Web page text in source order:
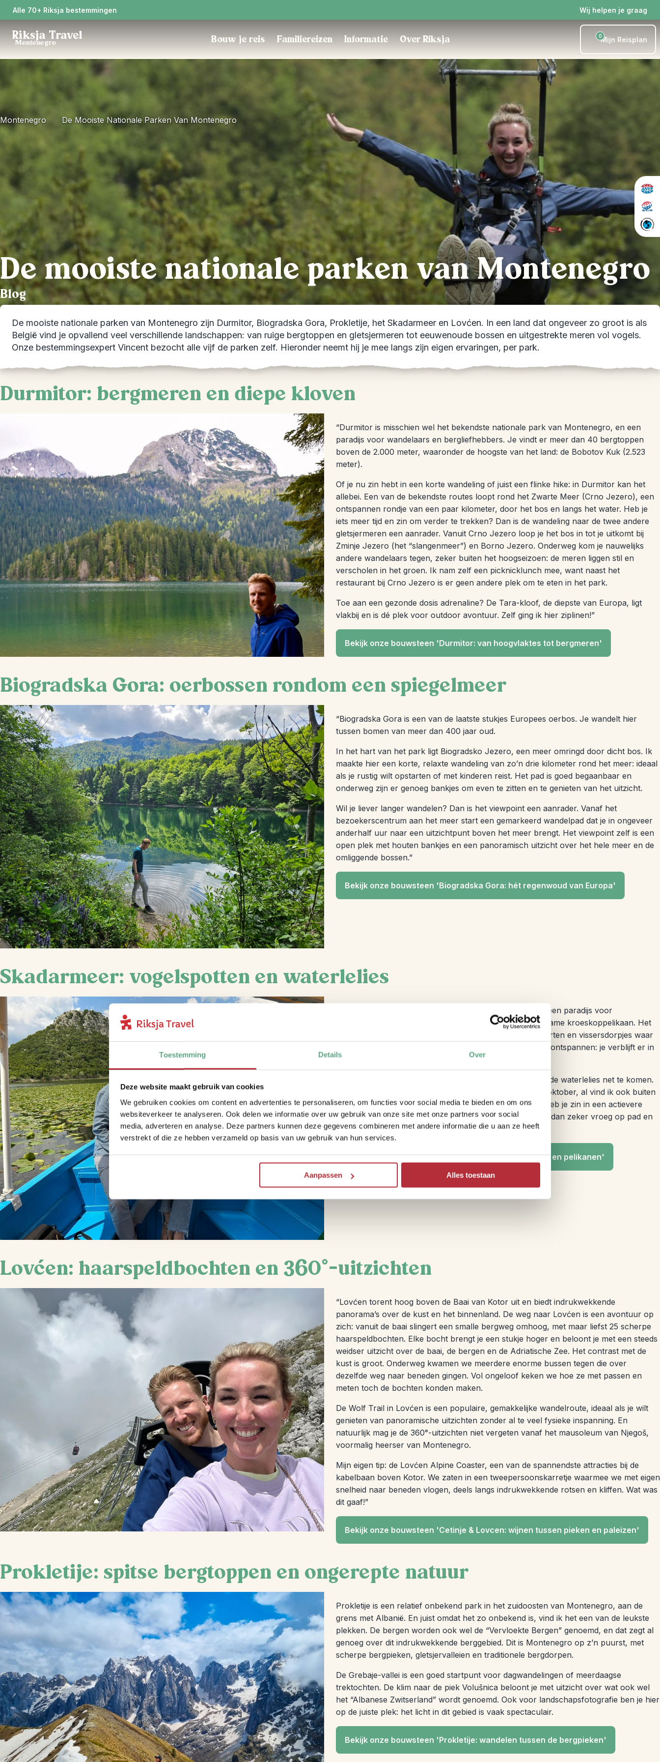
Toestemming Details Over
Deze website maakt gebruik van cookies
We gebruiken cookies om content en advertenties te personaliseren, om functies voor social media te bieden en om ons
websiteverkeer te analyseren. Ook delen we informatie over uw gebruik van onze site met onze partners voor social
media, adverteren en analyse. Deze partners kunnen deze gegevens combineren met andere informatie die u aan ze heeft
verstrekt of die ze hebben verzameld op basis van uw gebruik van hun services.
Aanpassen Alles toestaan
Alle 70+ Riksja bestemmingen Wij helpen je graag
Riksja Travel
Montenegro Bouw je reis Familiereizen Informatie Over Riksja 0Mijn Reisplan
Montenegro De Mooiste Nationale Parken Van Montenegro
De mooiste nationale parken van Montenegro
Blog
De mooiste nationale parken van Montenegro zijn Durmitor, Biogradska Gora, Prokletije, het Skadarmeer en Lovćen. In een land dat ongeveer zo groot is als
België vind je opvallend veel verschillende landschappen: van ruige bergtoppen en gletsjermeren tot eeuwenoude bossen en uitgestrekte meren vol vogels.
Onze bestemmingsexpert Vincent bezocht alle vijf de parken zelf. Hieronder neemt hij je mee langs zijn eigen ervaringen, per park.
Durmitor: bergmeren en diepe kloven
“Durmitor is misschien wel het bekendste nationale park van Montenegro, en een
paradijs voor wandelaars en bergliefhebbers. Je vindt er meer dan 40 bergtoppen
boven de 2.000 meter, waaronder de hoogste van het land: de Bobotov Kuk (2.523
meter).
Of je nu zin hebt in een korte wandeling of juist een flinke hike: in Durmitor kan het
allebei. Een van de bekendste routes loopt rond het Zwarte Meer (Crno Jezero), een
ontspannen rondje van een paar kilometer, door het bos en langs het water. Heb je
iets meer tijd en zin om verder te trekken? Dan is de wandeling naar de twee andere
gletsjermeren een aanrader. Vanuit Crno Jezero loop je het bos in tot je uitkomt bij
Zminje Jezero (het “slangenmeer”) en Borno Jezero. Onderweg kom je nauwelijks
andere wandelaars tegen, zeker buiten het hoogseizoen: de meren liggen stil en
verscholen in het groen. Ik nam zelf een picknicklunch mee, want naast het
restaurant bij Crno Jezero is er geen andere plek om te eten in het park.
Toe aan een gezonde dosis adrenaline? De Tara-kloof, de diepste van Europa, ligt
vlakbij en is dé plek voor outdoor avontuur. Zelf ging ik hier ziplinen!”
Bekijk onze bouwsteen 'Durmitor: van hoogvlaktes tot bergmeren'
Biogradska Gora: oerbossen rondom een spiegelmeer
“Biogradska Gora is een van de laatste stukjes Europees oerbos. Je wandelt hier
tussen bomen van meer dan 400 jaar oud.
In het hart van het park ligt Biogradsko Jezero, een meer omringd door dicht bos. Ik
maakte hier een korte, relaxte wandeling van zo’n drie kilometer rond het meer: ideaal
als je rustig wilt opstarten of met kinderen reist. Het pad is goed begaanbaar en
onderweg zijn er genoeg bankjes om even te zitten en te genieten van het uitzicht.
Wil je liever langer wandelen? Dan is het viewpoint een aanrader. Vanaf het
bezoekerscentrum aan het meer start een gemarkeerd wandelpad dat je in ongeveer
anderhalf uur naar een uitzichtpunt boven het meer brengt. Het viewpoint zelf is een
open plek met houten bankjes en een panoramisch uitzicht over het hele meer en de
omliggende bossen.”
Bekijk onze bouwsteen 'Biogradska Gora: hét regenwoud van Europa'
Skadarmeer: vogelspotten en waterlelies
“Het Skadarmeer is het grootste meer van de Balkan en een paradijs voor
vogelspotters, met ruim 280 soorten waaronder de zeldzame kroeskoppelikaan. Het
park heeft ook een rijke cultuurhistorie, met kloosters, forten en vissersdorpjes waar
je vanuit de boot op uitkijkt. Het is de perfecte plek om te ontspannen: je verblijft er in
een wijnhuis met zwembad.
Ik ging in juni met de boot het meer op, en dan beginnen de waterlelies net te komen.
Wil je ze op hun mooist zien, ga dan tussen begin juli en oktober, al vind ik ook buiten
deze periode een bezoek aan Skadar de moeite waard. Heb je zin in een actievere
tocht? Met een kajak kom je nog dichter bij de vogels. Ga dan zeker vroeg op pad en
vergeet je verrekijker niet.”
Bekijk onze bouwsteen 'Virpazar: Tussen waterlelies en pelikanen'
Lovćen: haarspeldbochten en 360°-uitzichten
“Lovćen torent hoog boven de Baai van Kotor uit en biedt indrukwekkende
panorama’s over de kust en het binnenland. De weg naar Lovćen is een avontuur op
zich: vanuit de baai slingert een smalle bergweg omhoog, met maar liefst 25 scherpe
haarspeldbochten. Elke bocht brengt je een stukje hoger en beloont je met een steeds
weidser uitzicht over de baai, de bergen en de Adriatische Zee. Het contrast met de
kust is groot. Onderweg kwamen we meerdere enorme bussen tegen die over
dezelfde weg naar beneden gingen. Vol ongeloof keken we hoe ze met passen en
meten toch de bochten konden maken.
De Wolf Trail in Lovćen is een populaire, gemakkelijke wandelroute, ideaal als je wilt
genieten van panoramische uitzichten zonder al te veel fysieke inspanning. En
natuurlijk mag je de 360°-uitzichten niet vergeten vanaf het mausoleum van Njegoš,
voormalig heerser van Montenegro.
Mijn eigen tip: de Lovćen Alpine Coaster, een van de spannendste attracties bij de
kabelbaan boven Kotor. We zaten in een tweepersoonskarretje waarmee we met eigen
snelheid naar beneden vlogen, deels langs indrukwekkende rotsen en kliffen. Wat was
dit gaaf!”
Bekijk onze bouwsteen 'Cetinje & Lovcen: wijnen tussen pieken en paleizen'
Prokletije: spitse bergtoppen en ongerepte natuur
Prokletije is een relatief onbekend park in het zuidoosten van Montenegro, aan de
grens met Albanië. En juist omdat het zo onbekend is, vind ik het een van de leukste
plekken. De bergen worden ook wel de “Vervloekte Bergen” genoemd, en dat zegt al
genoeg over dit indrukwekkende berggebied. Dit is Montenegro op z’n puurst, met
scherpe bergpieken, gletsjervalleien en traditionele bergdorpen.
De Grebaje-vallei is een goed startpunt voor dagwandelingen of meerdaagse
trektochten. De klim naar de piek Volušnica beloont je met uitzicht over wat ook wel
het “Albanese Zwitserland” wordt genoemd. Ook voor landschapsfotografie ben je hier
op de juiste plek: het licht in dit gebied is vaak spectaculair.
Bekijk onze bouwsteen 'Prokletije: wandelen tussen de bergpieken'